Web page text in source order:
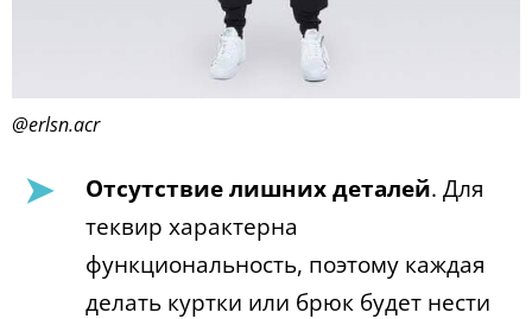
@erlsn.acr
Отсутствие лишних деталей. Для
теквир характерна
функциональность, поэтому каждая
делать куртки или брюк будет нести